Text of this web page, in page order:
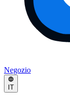
Negozio
IT